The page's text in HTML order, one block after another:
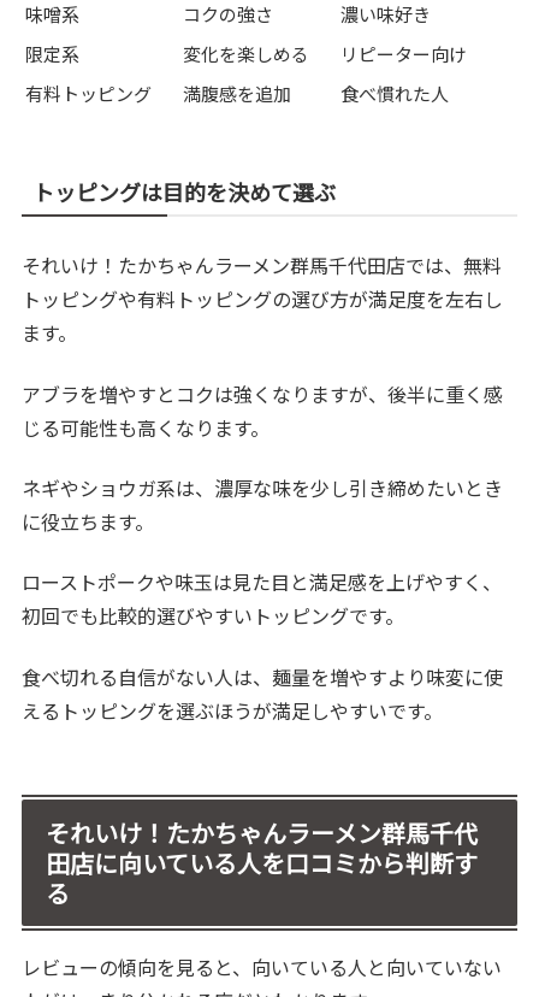
味噌系
コクの強さ
濃い味好き
限定系
変化を楽しめる
リピーター向け
有料トッピング
満腹感を追加 食べ慣れた人
トッピングは目的を決めて選ぶ
それいけ！たかちゃんラーメン群馬千代田店では、無料
トッピングや有料トッピングの選び方が満足度を左右し
ます。
アブラを増やすとコクは強くなりますが、後半に重く感
じる可能性も高くなります。
ネギやショウガ系は、濃厚な味を少し引き締めたいとき
に役立ちます。
ローストポークや味玉は見た目と満足感を上げやすく、
初回でも比較的選びやすいトッピングです。
食べ切れる自信がない人は、麺量を増やすより味変に使
えるトッピングを選ぶほうが満足しやすいです。
それいけ！たかちゃんラーメン群馬千代
田店に向いている人を口コミから判断す
る
レビューの傾向を見ると、向いている人と向いていない